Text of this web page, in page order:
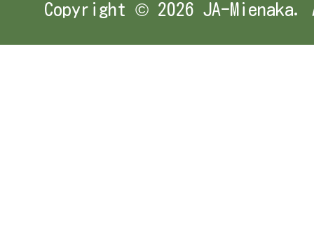
Copyright © 2026 JA-